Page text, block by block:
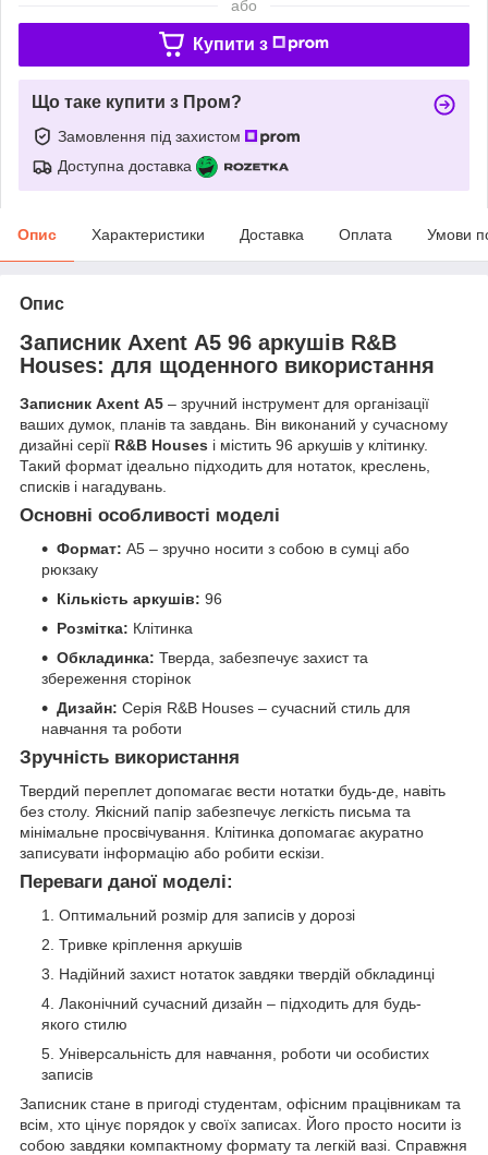
або
Купити з
Що таке купити з Пром?
Замовлення під захистом
Доступна доставка
Опис Характеристики Доставка Оплата Умови
Опис
Записник Axent А5 96 аркушів R&B
Houses: для щоденного використання
Записник Axent А5 – зручний інструмент для організації
ваших думок, планів та завдань. Він виконаний у сучасному
дизайні серії R&B Houses і містить 96 аркушів у клітинку.
Такий формат ідеально підходить для нотаток, креслень,
списків і нагадувань.
Основні особливості моделі
Формат: А5 – зручно носити з собою в сумці або
рюкзаку
Кількість аркушів: 96
Розмітка: Клітинка
Обкладинка: Тверда, забезпечує захист та
збереження сторінок
Дизайн: Серія R&B Houses – сучасний стиль для
навчання та роботи
Зручність використання
Твердий переплет допомагає вести нотатки будь-де, навіть
без столу. Якісний папір забезпечує легкість письма та
мінімальне просвічування. Клітинка допомагає акуратно
записувати інформацію або робити ескізи.
Переваги даної моделі:
Оптимальний розмір для записів у дорозі
Тривке кріплення аркушів
Надійний захист нотаток завдяки твердій обкладинці
Лаконічний сучасний дизайн – підходить для будь-
якого стилю
Універсальність для навчання, роботи чи особистих
записів
Записник стане в пригоді студентам, офісним працівникам та
всім, хто цінує порядок у своїх записах. Його просто носити із
собою завдяки компактному формату та легкій вазі. Справжня